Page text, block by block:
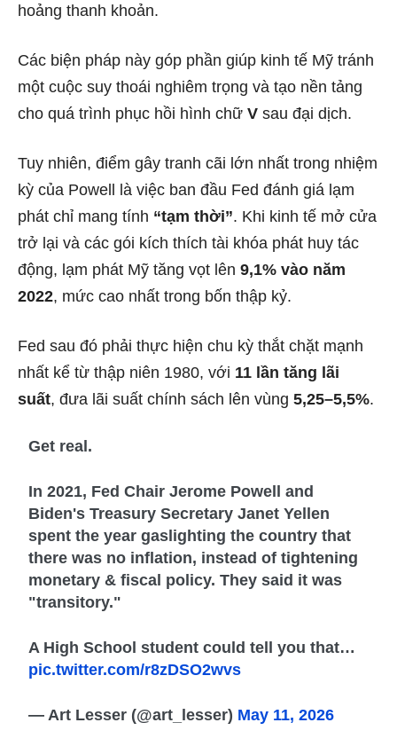
hoảng thanh khoản.
Các biện pháp này góp phần giúp kinh tế Mỹ tránh
một cuộc suy thoái nghiêm trọng và tạo nền tảng
cho quá trình phục hồi hình chữ V sau đại dịch.
Tuy nhiên, điểm gây tranh cãi lớn nhất trong nhiệm
kỳ của Powell là việc ban đầu Fed đánh giá lạm
phát chỉ mang tính “tạm thời”. Khi kinh tế mở cửa
trở lại và các gói kích thích tài khóa phát huy tác
động, lạm phát Mỹ tăng vọt lên 9,1% vào năm
2022, mức cao nhất trong bốn thập kỷ.
Fed sau đó phải thực hiện chu kỳ thắt chặt mạnh
nhất kể từ thập niên 1980, với 11 lần tăng lãi
suất, đưa lãi suất chính sách lên vùng 5,25–5,5%.
Get real.
In 2021, Fed Chair Jerome Powell and
Biden's Treasury Secretary Janet Yellen
spent the year gaslighting the country that
there was no inflation, instead of tightening
monetary & fiscal policy. They said it was
"transitory."
A High School student could tell you that…
pic.twitter.com/r8zDSO2wvs
— Art Lesser (@art_lesser) May 11, 2026